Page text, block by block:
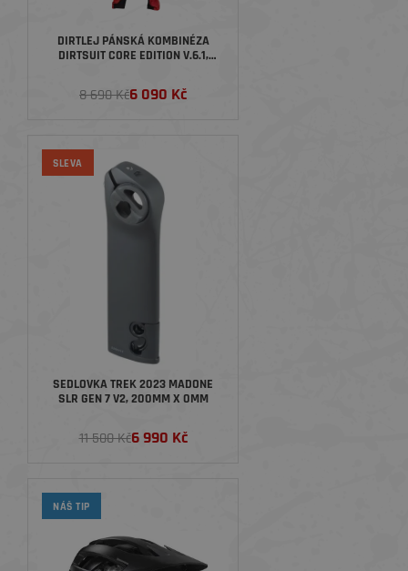
DIRTLEJ PÁNSKÁ KOMBINÉZA
DIRTSUIT CORE EDITION V.6.1,
8 690 Kč6 090 Kč
SLEVA
SEDLOVKA TREK 2023 MADONE
SLR GEN 7 V2, 200MM X 0MM
11 500 Kč6 990 Kč
NÁŠ TIP